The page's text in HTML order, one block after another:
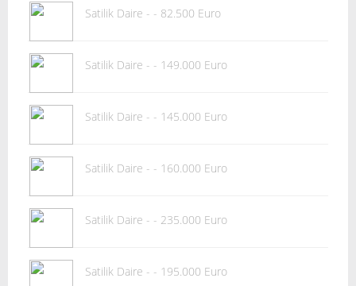
Satilik Daire - - 82.500 Euro
Satilik Daire - - 149.000 Euro
Satilik Daire - - 145.000 Euro
Satilik Daire - - 160.000 Euro
Satilik Daire - - 235.000 Euro
Satilik Daire - - 195.000 Euro